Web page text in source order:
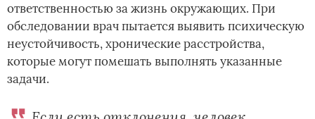
ответственностью за жизнь окружающих. При
обследовании врач пытается выявить психическую
неустойчивость, хронические расстройства,
которые могут помешать выполнять указанные
задачи.